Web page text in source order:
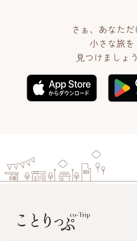
さぁ、あなただ
小さな旅を
見つけましょ